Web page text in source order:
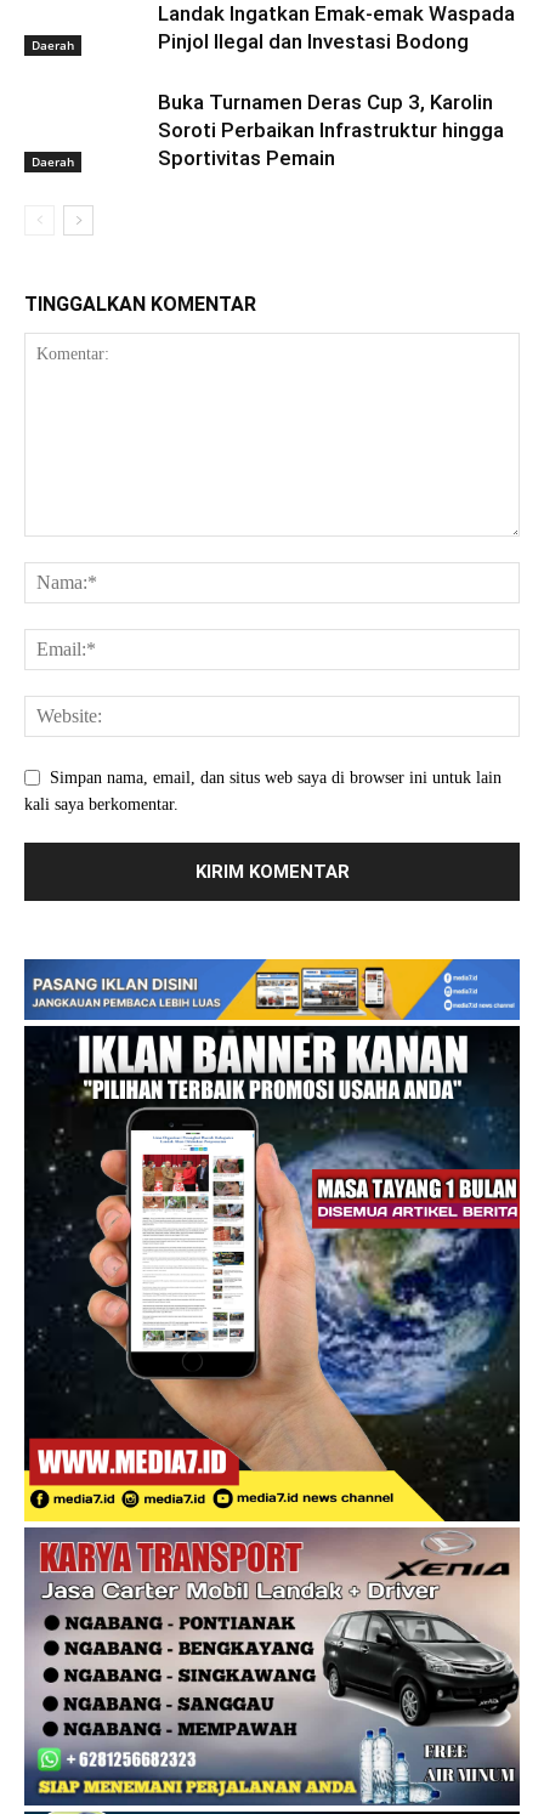
Daerah
Landak Ingatkan Emak-emak Waspada
Pinjol Ilegal dan Investasi Bodong
Daerah
Buka Turnamen Deras Cup 3, Karolin
Soroti Perbaikan Infrastruktur hingga
Sportivitas Pemain
TINGGALKAN KOMENTAR
Simpan nama, email, dan situs web saya di browser ini untuk lain
kali saya berkomentar.